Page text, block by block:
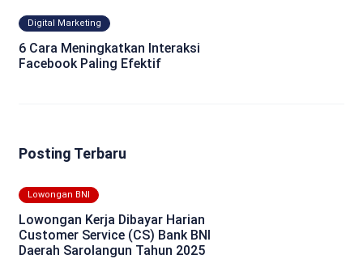
Digital Marketing
6 Cara Meningkatkan Interaksi
Facebook Paling Efektif
Posting Terbaru
Lowongan BNI
Lowongan Kerja Dibayar Harian
Customer Service (CS) Bank BNI
Daerah Sarolangun Tahun 2025